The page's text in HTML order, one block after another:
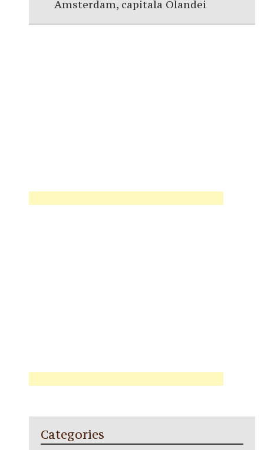
Amsterdam, capitala Olandei
Categories